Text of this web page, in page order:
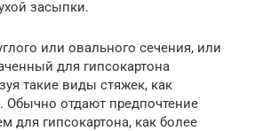
засыпки.
или овального сечения, или
для гипсокартона
такие виды стяжек, как
Обычно отдают предпочтение
для гипсокартона, как более